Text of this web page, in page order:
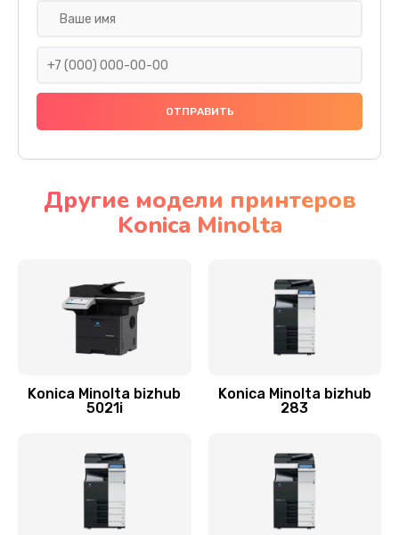
Другие модели принтеров
Konica Minolta
Konica Minolta bizhub
5021i
Konica Minolta bizhub
283